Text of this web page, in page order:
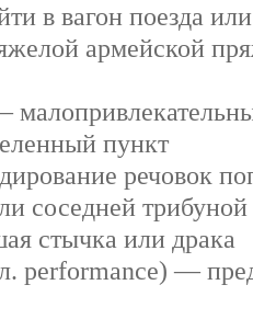
в вагон поезда
армейской
пункт
речовок
соседней трибуной
стычка или драка
performance) —